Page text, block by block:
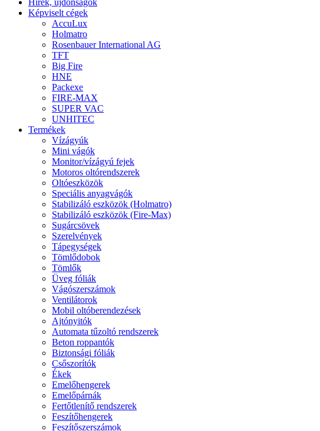
Hírek, újdonságok
Képviselt cégek
AccuLux
Holmatro
Rosenbauer International AG
TFT
Big Fire
HNE
Packexe
FIRE-MAX
SUPER VAC
UNHITEC
Termékek
Vízágyúk
Mini vágók
Monitor/vízágyú fejek
Motoros oltórendszerek
Oltóeszközök
Speciális anyagvágók
Stabilizáló eszközök (Holmatro)
Stabilizáló eszközök (Fire-Max)
Sugárcsövek
Szerelvények
Tápegységek
Tömlődobok
Tömlők
Üveg fóliák
Vágószerszámok
Ventilátorok
Mobil oltóberendezések
Ajtónyitók
Automata tűzoltó rendszerek
Beton roppantók
Biztonsági fóliák
Csőszorítók
Ékek
Emelőhengerek
Emelőpárnák
Fertőtlenítő rendszerek
Feszítőhengerek
Feszítőszerszámok